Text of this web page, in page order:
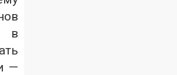
в
—